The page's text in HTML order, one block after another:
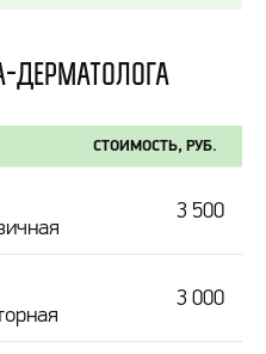
дерматолога
СТОИМОСТЬ, РУБ.
3 500
3 000